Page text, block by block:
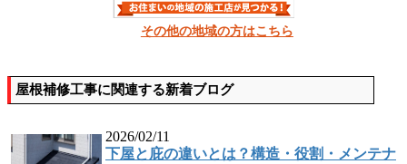
その他の地域の方はこちら
屋根補修工事に関連する新着ブログ
2026/02/11
下屋と庇の違いとは？構造・役割・メンテナ